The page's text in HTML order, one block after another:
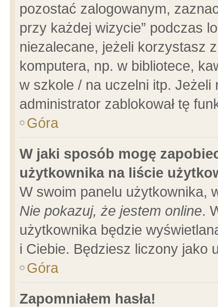
pozostać zalogowanym,
przy każdej wizycie” podczas
niezalecane, jeżeli korzystasz
komputera, np. w bibliotece,
w szkole / na uczelni itp.
administrator zablokował tę
Góra
W jaki sposób mogę
użytkownika na liście
W swoim panelu użytkownika,
Nie pokazuj, że jestem online.
użytkownika będzie
i Ciebie. Będziesz liczony jako
Góra
Zapomniałem hasła!